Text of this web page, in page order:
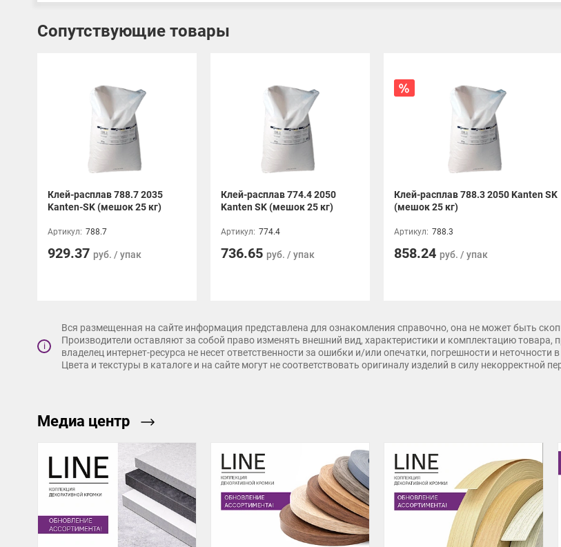
• Ширина – 19 мм, 22 мм, 42 мм.
Сопутствующие товары
Клей-расплав 788.7 2035
Kanten-SK (мешок 25 кг)
Артикул: 788.7
929.37 руб. / упак
Клей-расплав 774.4 2050
Kanten SK (мешок 25 кг)
Артикул: 774.4
736.65 руб. / упак
Клей-расплав 788.3 2050 Kanten SK
(мешок 25 кг)
Артикул: 788.3
858.24 руб. / упак
i
Вся размещенная на сайте информация представлена для ознакомления справочно, она не может быть
Производители оставляют за собой право изменять внешний вид, характеристики и комплектацию товара,
владелец интернет-ресурса не несет ответственности за ошибки и/или опечатки, погрешности и
Цвета и текстуры в каталоге и на сайте могут не соответствовать оригиналу изделий в силу некорректной
Медиа центр